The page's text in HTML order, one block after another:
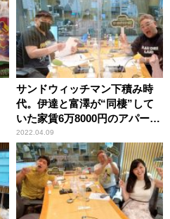
サンドウィッチマン下積み時
代。伊達と富澤が“同棲”して
いた家賃6万8000円のアパート
での貴重な2ショット
2022.04.09